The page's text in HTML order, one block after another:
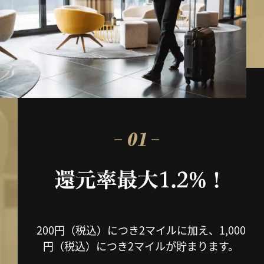
200円（税込）につき2マイルに加え、1,000
円（税込）につき2マイルが貯まります。